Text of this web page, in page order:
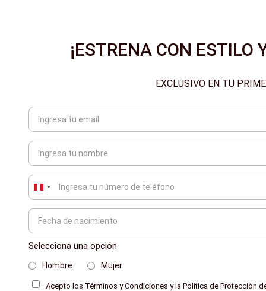
¡ESTRENA CON ESTILO
EXCLUSIVO EN TU
Peru
+51
Selecciona una opción
Hombre Mujer
Acepto los Términos y Condiciones y la Política de Protección